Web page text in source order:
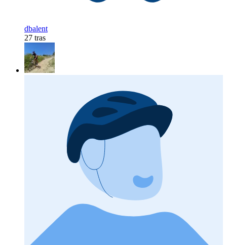
dbalent
27 tras